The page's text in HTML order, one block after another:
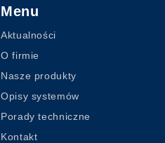
Menu
Aktualności
O firmie
Nasze produkty
Opisy systemów
Porady techniczne
Kontakt